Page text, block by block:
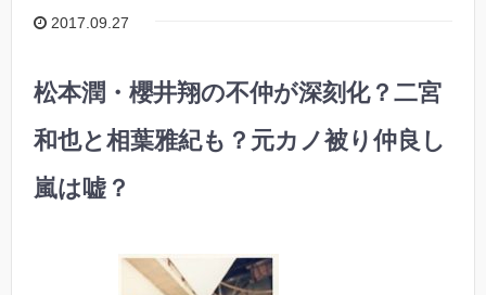
2017.09.27
松本潤・櫻井翔の不仲が深刻化？二宮
和也と相葉雅紀も？元カノ被り仲良し
嵐は嘘？